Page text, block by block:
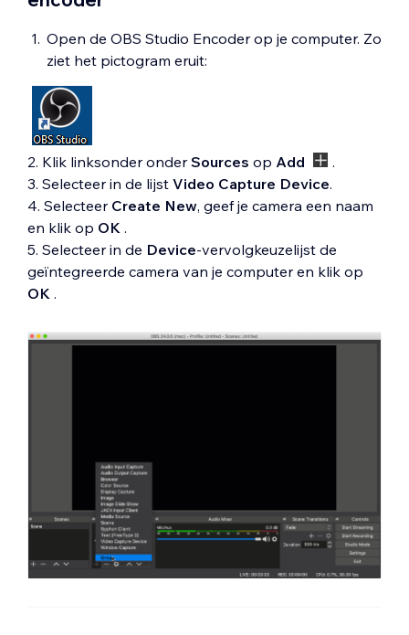
Open de OBS Studio Encoder op je computer. Zo
ziet het pictogram eruit:
2. Klik linksonder onderSources op Add
.
3. Selecteer in de lijst Video Capture Device.
4. Selecteer Create New, geef je camera een naam
en klik op OK .
5. Selecteer in de Device-vervolgkeuzelijst de
geïntegreerde camera van je computer en klik op
OK .